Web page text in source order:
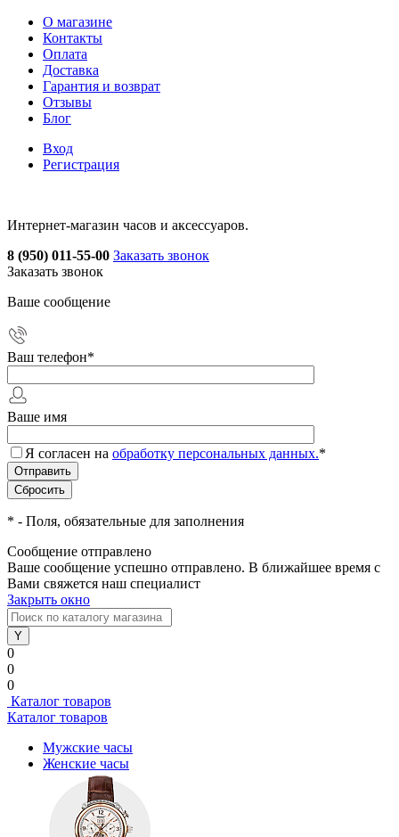
О магазине
Контакты
Оплата
Доставка
Гарантия и возврат
Отзывы
Блог
Вход
Регистрация
Интернет-магазин часов и аксессуаров.
8 (950) 011-55-00 Заказать звонок
Заказать звонок
Ваше сообщение
Ваш телефон*
Ваше имя
Я согласен на обработку персональных данных.*
* - Поля, обязательные для заполнения
Сообщение отправлено
Ваше сообщение успешно отправлено. В ближайшее время с
Вами свяжется наш специалист
Закрыть окно
0
0
0
Каталог товаров
Каталог товаров
Мужские часы
Женские часы